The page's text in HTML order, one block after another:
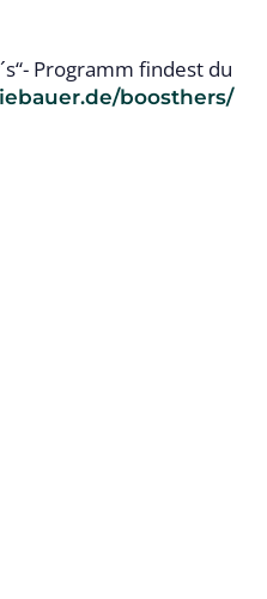
Programm findest du
boosthers/